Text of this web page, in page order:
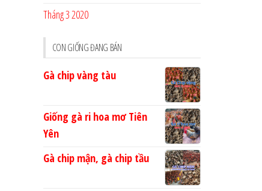
Tháng 3 2020
CON GIỐNG ĐANG BÁN
Gà chip vàng tàu
Giống gà ri hoa mơ Tiên
Yên
Gà chip mận, gà chip tầu